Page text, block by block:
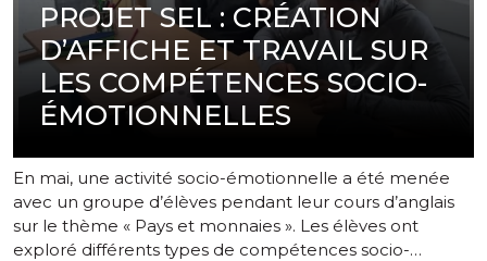
PROJET SEL : CRÉATION
D’AFFICHE ET TRAVAIL SUR
LES COMPÉTENCES SOCIO-
ÉMOTIONNELLES
En mai, une activité socio-émotionnelle a été menée
avec un groupe d’élèves pendant leur cours d’anglais
sur le thème « Pays et monnaies ». Les élèves ont
exploré différents types de compétences socio-